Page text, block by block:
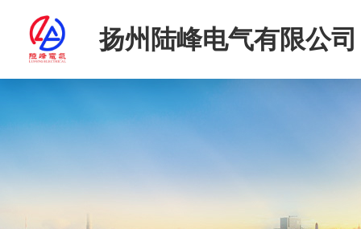
扬州陆峰电气有限公司